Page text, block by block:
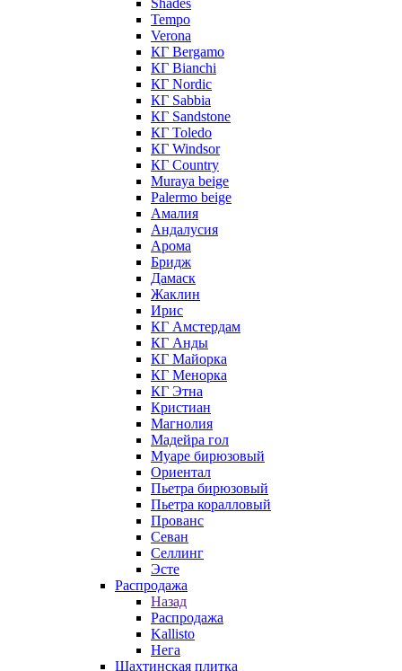
Shades
Tempo
Verona
КГ Bergamo
КГ Bianchi
КГ Nordic
КГ Sabbia
КГ Sandstone
КГ Toledo
КГ Windsor
КГ Сountry
Muraya beige
Palermo beige
Амалия
Андалусия
Арома
Бридж
Дамаск
Жаклин
Ирис
КГ Амстердам
КГ Анды
КГ Майорка
КГ Менорка
КГ Этна
Кристиан
Магнолия
Мадейра гол
Муаре бирюзовый
Ориентал
Пьетра бирюзовый
Пьетра коралловый
Прованс
Севан
Селлинг
Эсте
Распродажа
Назад
Распродажа
Kallisto
Нега
Шахтинская плитка